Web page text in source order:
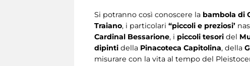
Si potranno così conoscere la bambola di
Traiano, i particolari “piccoli e preziosi’
Cardinal Bessarione, i piccoli tesori del
dipinti della Pinacoteca Capitolina, della
misurare con la vita al tempo del